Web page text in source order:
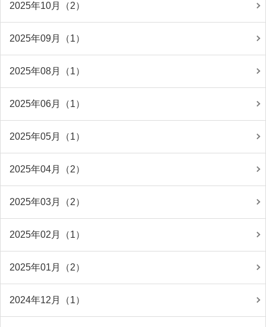
2025年10月（2）
2025年09月（1）
2025年08月（1）
2025年06月（1）
2025年05月（1）
2025年04月（2）
2025年03月（2）
2025年02月（1）
2025年01月（2）
2024年12月（1）